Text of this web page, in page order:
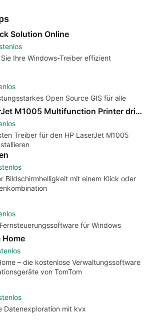
Solution Online
Ihre Windows-Treiber effizient
Open Source GIS für alle
HP LaserJet M1005 Multifunction Printer drivers
Treiber für den HP LaserJet M1005
Bildschirmhelligkeit mit einem Klick oder
für Windows
Home
– die kostenlose Verwaltungssoftware
von TomTom
Datenexploration mit kvx